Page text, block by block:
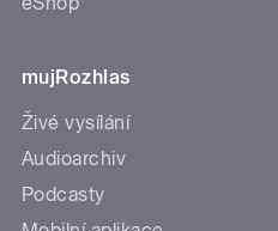
mujRozhlas
Živé vysílání
Audioarchiv
Podcasty